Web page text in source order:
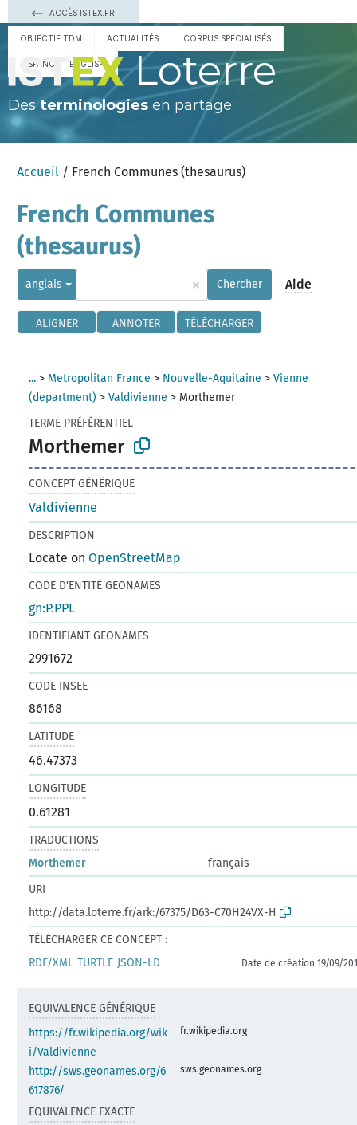
ACCÈS ISTEX.FR
OBJECTIF TDM ACTUALITÉS CORPUS SPÉCIALISÉS
ESPAÑOL ENGLISH Loterre
Des terminologies en partage
Accueil / French Communes (thesaurus)
French Communes
(thesaurus)
anglais × Chercher Aide
ALIGNER ANNOTER TÉLÉCHARGER
... > Metropolitan France > Nouvelle-Aquitaine >Vienne
(department) >Valdivienne > Morthemer
TERME PRÉFÉRENTIEL
Morthemer
CONCEPT GÉNÉRIQUE
Valdivienne
DESCRIPTION
Locate onOpenStreetMap
CODE D'ENTITÉ GEONAMES
gn:P.PPL
IDENTIFIANT GEONAMES
2991672
CODE INSEE
86168
LATITUDE
46.47373
LONGITUDE
0.61281
TRADUCTIONS
Morthemer
français
URI
http://data.loterre.fr/ark:/67375/D63-C70H24VX-H
TÉLÉCHARGER CE CONCEPT :
RDF/XML TURTLE JSON-LD Date de création 19/09/
EQUIVALENCE GÉNÉRIQUE
https://fr.wikipedia.org/wik
i/Valdivienne
fr.wikipedia.org
http://sws.geonames.org/6
617876/
sws.geonames.org
EQUIVALENCE EXACTE